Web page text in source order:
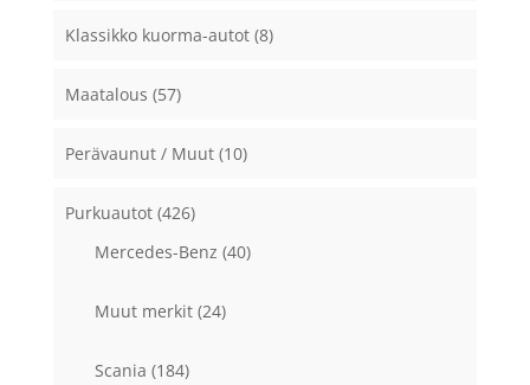
Klassikko kuorma-autot (8)
Maatalous (57)
Perävaunut / Muut (10)
Purkuautot (426)
Mercedes-Benz (40)
Muut merkit (24)
Scania (184)